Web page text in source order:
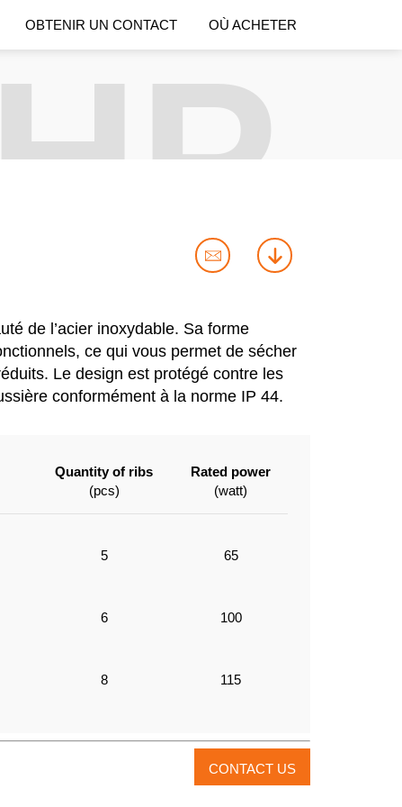
OBTENIR UN CONTACT OÙ ACHETER
contact
download
de l’acier inoxydable. Sa forme
ce qui vous permet de sécher
Le design est protégé contre les
conformément à la norme IP 44.
Quantity of ribs
(pcs)
Rated power
(watt)
5 65
6 100
8 115
CONTACT US